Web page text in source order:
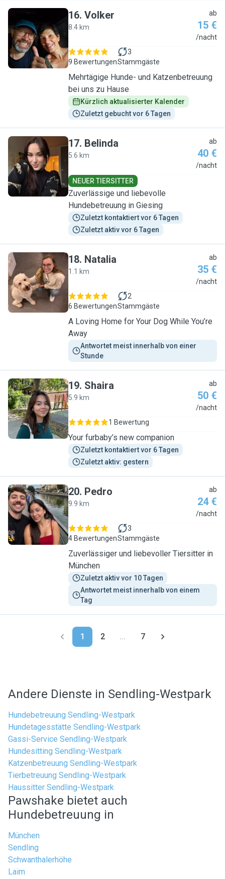
V
16. Volker
8.4 km
ab
15 €
/nacht
9 Bewertungen
3
Stammgäste
Mehrtägige Hunde- und Katzenbetreuung
bei uns zu Hause
Kürzlich aktualisierter Kalender
Zuletzt gebucht vor 6 Tagen
B
17. Belinda
5.6 km
ab
40 €
/nacht
NEUER TIERSITTER
Zuverlässige und liebevolle
Hundebetreuung in Giesing
Zuletzt kontaktiert vor 6 Tagen
Zuletzt aktiv vor 6 Tagen
N
18. Natalia
1.1 km
ab
35 €
/nacht
6 Bewertungen
2
Stammgäste
A Loving Home for Your Dog While You’re
Away
Antwortet meist innerhalb von einer
Stunde
S
19. Shaira
5.9 km
ab
50 €
/nacht
1 Bewertung
Your furbaby’s new companion
Zuletzt kontaktiert vor 6 Tagen
Zuletzt aktiv: gestern
P
20. Pedro
9.9 km
ab
24 €
/nacht
4 Bewertungen
3
Stammgäste
Zuverlässiger und liebevoller Tiersitter in
München
Zuletzt aktiv vor 10 Tagen
Antwortet meist innerhalb von einem
Tag
1 2 ... 7
Andere Dienste in Sendling-Westpark
Hundebetreuung Sendling-Westpark
Hundetagesstätte Sendling-Westpark
Gassi-Service Sendling-Westpark
Hundesitting Sendling-Westpark
Katzenbetreuung Sendling-Westpark
Tierbetreuung Sendling-Westpark
Haussitter Sendling-Westpark
Pawshake bietet auch
Hundebetreuung in
München
Sendling
Schwanthalerhöhe
Laim